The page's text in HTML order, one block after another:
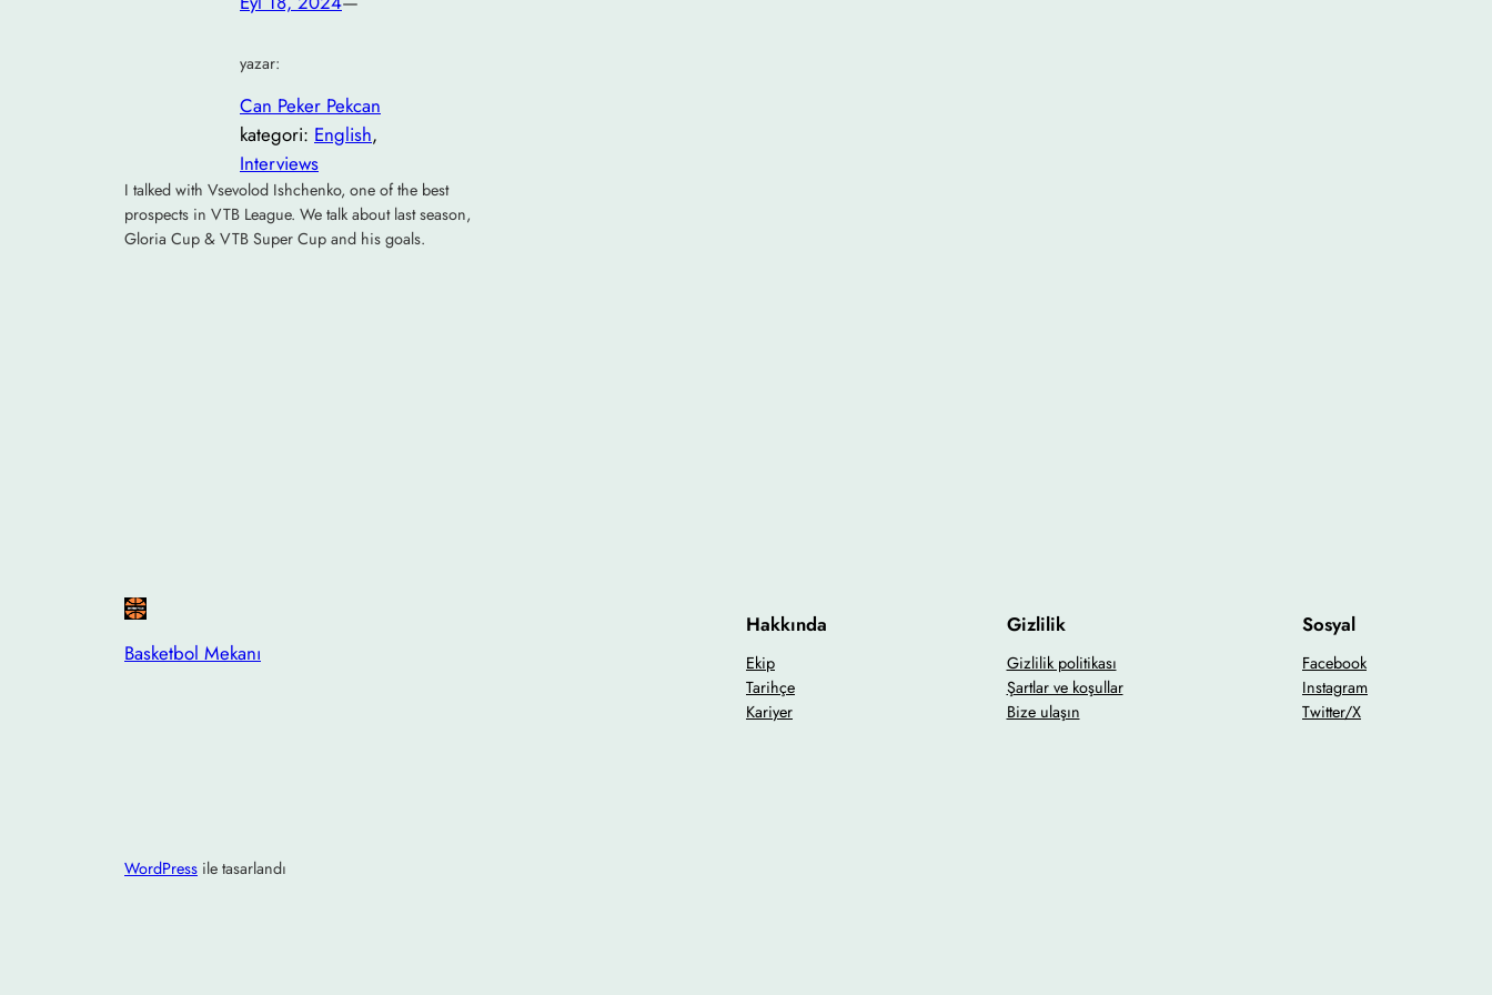
yazar:
Can Peker Pekcan
kategori: English
Interviews
I talked with Vsevolod Ishchenko, one of the best
prospects in VTB League. We talk about last season,
Gloria Cup & VTB Super Cup and his goals.
Basketbol Mekanı
Hakkında
Ekip
Tarihçe
Kariyer
Gizlilik
Gizlilik politikası
Şartlar ve koşullar
Bize ulaşın
Sosyal
Facebook
Instagram
Twitter/X
WordPress ile tasarlandı